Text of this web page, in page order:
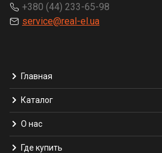
+380 (44) 233-65-98
service@real-el.ua
Главная
Каталог
О нас
Где купить